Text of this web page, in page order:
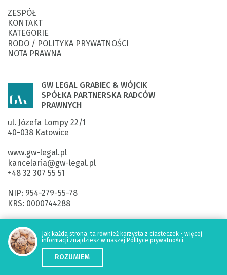
Jak każda strona, ta również korzysta z ciasteczek - więcej
informacji znajdziesz w naszej Polityce prywatności.
ROZUMIEM
GW LEGAL GRABIEC & WÓJCIK
SPÓŁKA PARTNERSKA RADCÓW
PRAWNYCH
ul. Józefa Lompy 22/1
40-038 Katowice
www.gw-legal.pl
kancelaria@gw-legal.pl
+48 32 307 55 51
NIP: 954-279-55-78
KRS: 0000744288
40 1050 1214 1000 0092 5920 3355
ZESPÓŁ
KONTAKT
KATEGORIE
RODO / POLITYKA PRYWATNOŚCI
NOTA PRAWNA